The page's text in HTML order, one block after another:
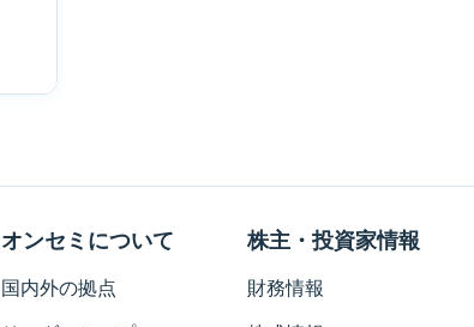
オンセミについて
国内外の拠点
株主・投資家情報
財務情報